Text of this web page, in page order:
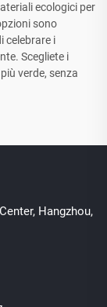
ecologici per
sono
celebrare i
Scegliete i
verde, senza
Hangzhou,